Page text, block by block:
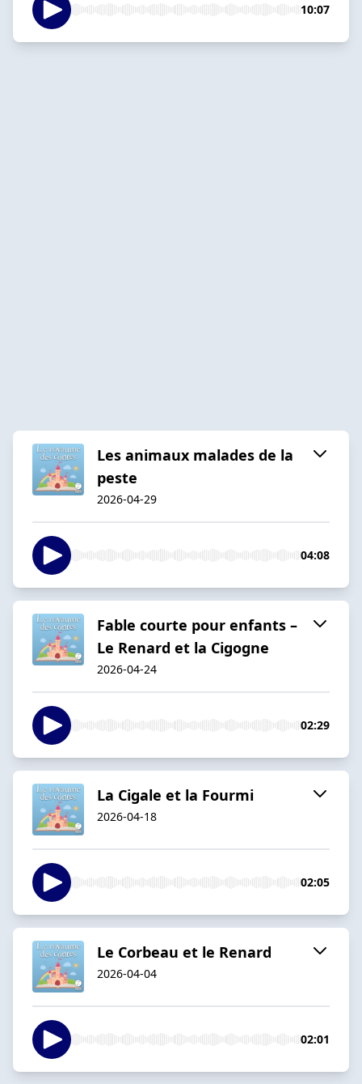
10:07
Les animaux malades de la
peste
2026-04-29
04:08
Fable courte pour enfants –
Le Renard et la Cigogne
2026-04-24
02:29
La Cigale et la Fourmi
2026-04-18
02:05
Le Corbeau et le Renard
2026-04-04
02:01